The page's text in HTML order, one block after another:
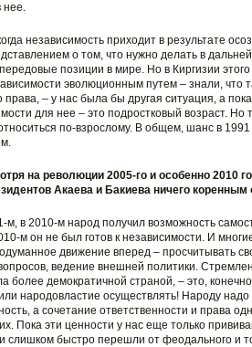
нее.
независимость приходит в результате
о том, что нужно делать в
позиции в мире. Но в Киргизии
эволюционным путем – знали, что
права, – у нас была бы другая ситуация, а
для нее – это подростковый возраст. Но
по-взрослому. В общем, шанс в
на революции 2005-го и особенно 2010
Акаева и Бакиева ничего
м, в 2010-м народ получил возможность
м он не был готов к независимости. И
движение вперед – просчитывать
ведение внешней политики.
более демократичной страной, – это,
народовластие осуществлять! Народу
а сочетание ответственности и права
Пока эти ценности у нас еще только
слишком быстро перешли от феодального и